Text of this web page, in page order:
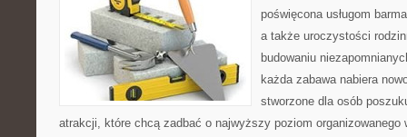
poświęcona usługom
a także uroczystości
budowaniu
każda zabawa nabiera
stworzone dla osób
atrakcji, które chcą zadbać o najwyższy poziom organizowanego